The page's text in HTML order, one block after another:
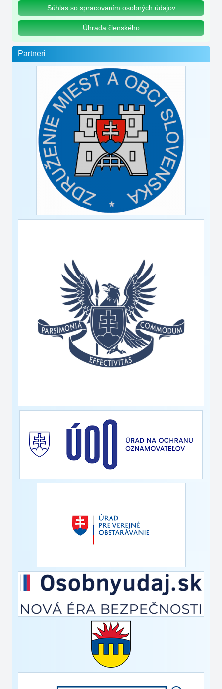
Súhlas so spracovaním osobných údajov
Úhrada členského
Partneri